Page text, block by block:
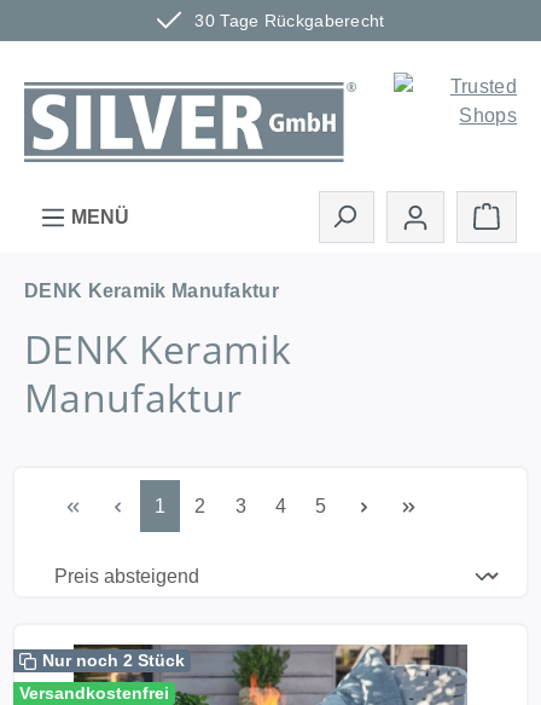
30 Tage Rückgaberecht
Zum Hauptinhalt springen
MENÜ
DENK Keramik Manufaktur
DENK Keramik
Manufaktur
Seite
1 Seite
2 Seite
3 Seite
4 Seite
5
Nur noch 2 Stück
Versandkostenfrei